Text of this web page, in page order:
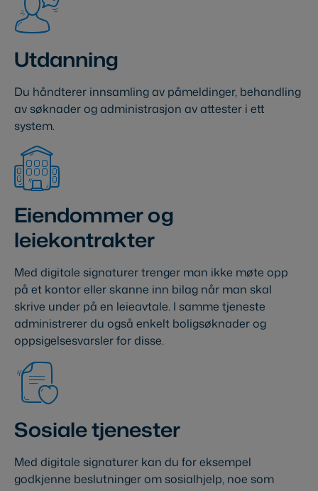
Utdanning
Du håndterer innsamling av påmeldinger, behandling
av søknader og administrasjon av attester i ett
system.
Eiendommer og
leiekontrakter
Med digitale signaturer trenger man ikke møte opp
på et kontor eller skanne inn bilag når man skal
skrive under på en leieavtale. I samme tjeneste
administrerer du også enkelt boligsøknader og
oppsigelsesvarsler for disse.
Sosiale tjenester
Med digitale signaturer kan du for eksempel
godkjenne beslutninger om sosialhjelp, noe som